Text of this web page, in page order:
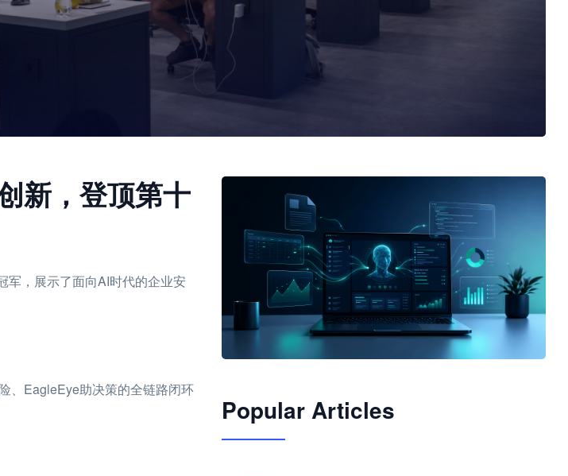
新，登顶第十
军，展示了面向AI时代的企业安
、EagleEye助决策的全链路闭环
JimoClaw 桌面 AI Agent 工作台
Popular Articles